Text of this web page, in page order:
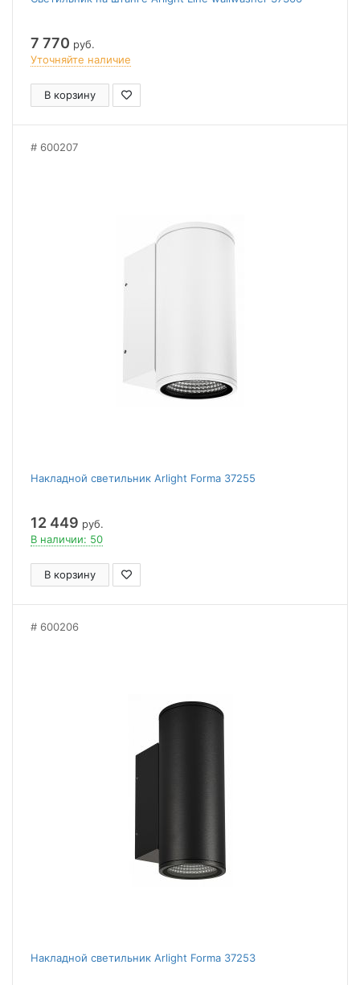
7 770 руб.
Уточняйте наличие
В корзину
600207
Накладной светильник Arlight Forma 37255
12 449 руб.
В наличии: 50
В корзину
600206
Накладной светильник Arlight Forma 37253